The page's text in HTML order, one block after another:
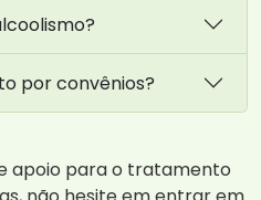
por convênios?
apoio para o tratamento